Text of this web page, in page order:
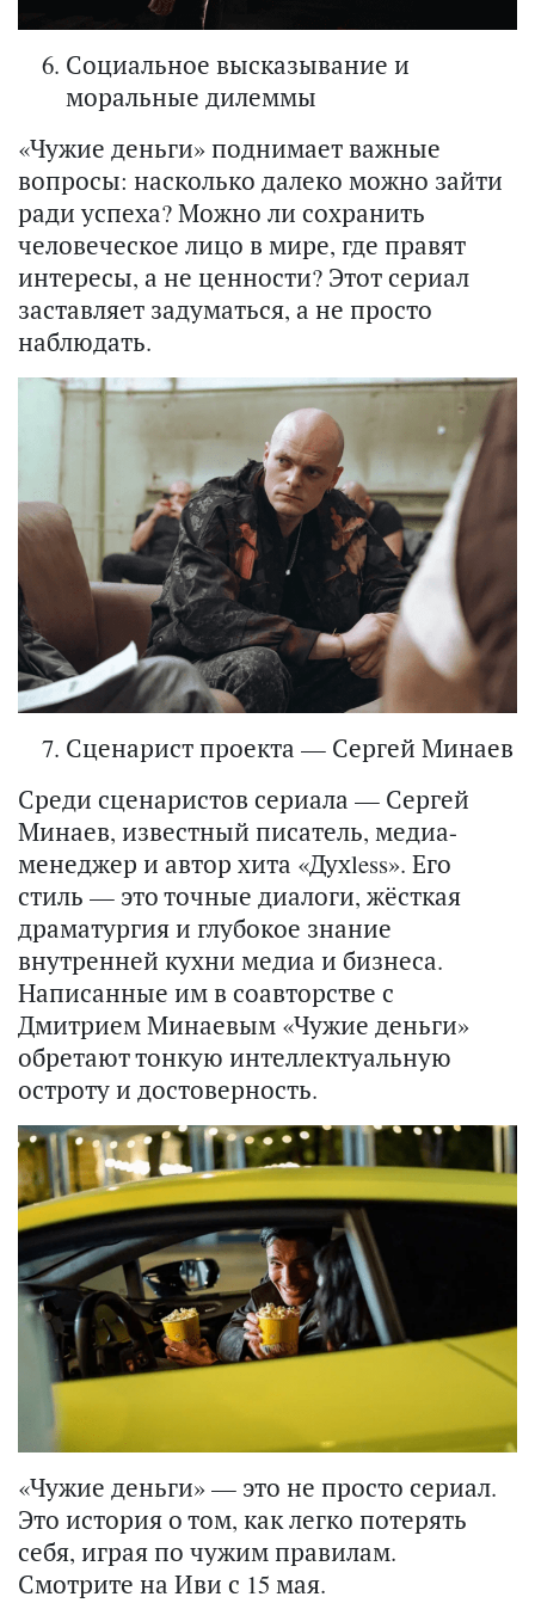
Социальное высказывание и
моральные дилеммы
«Чужие деньги» поднимает важные
вопросы: насколько далеко можно зайти
ради успеха? Можно ли сохранить
человеческое лицо в мире, где правят
интересы, а не ценности? Этот сериал
заставляет задуматься, а не просто
наблюдать.
Сценарист проекта — Сергей Минаев
Среди сценаристов сериала — Сергей
Минаев, известный писатель, медиа-
менеджер и автор хита «Духless». Его
стиль — это точные диалоги, жёсткая
драматургия и глубокое знание
внутренней кухни медиа и бизнеса.
Написанные им в соавторстве с
Дмитрием Минаевым «Чужие деньги»
обретают тонкую интеллектуальную
остроту и достоверность.
«Чужие деньги» — это не просто сериал.
Это история о том, как легко потерять
себя, играя по чужим правилам.
Смотрите на Иви с 15 мая.